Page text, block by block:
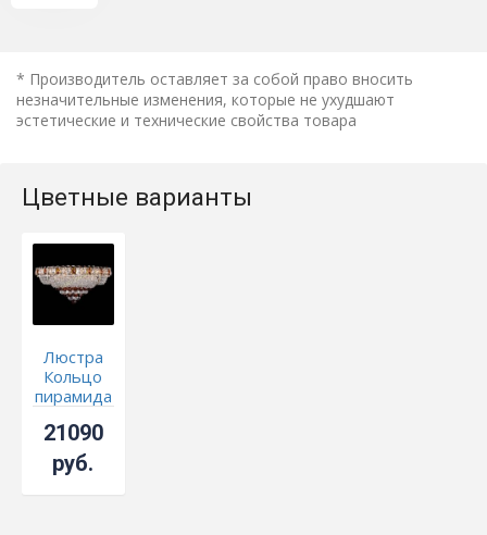
* Производитель оставляет за собой право вносить
незначительные изменения, которые не ухудшают
эстетические и технические свойства товара
Цветные варианты
Люстра
Кольцо
пирамида
мм
чайный
21090
руб.